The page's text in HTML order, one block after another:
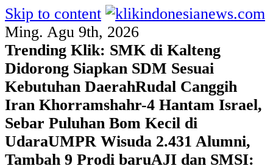
Skip to content
Ming. Agu 9th, 2026
Trending Klik: SMK di Kalteng
Didorong Siapkan SDM Sesuai
Kebutuhan DaerahRudal Canggih
Iran Khorramshahr-4 Hantam Israel,
Sebar Puluhan Bom Kecil di
UdaraUMPR Wisuda 2.431 Alumni,
Tambah 9 Prodi baruAJI dan SMSI: